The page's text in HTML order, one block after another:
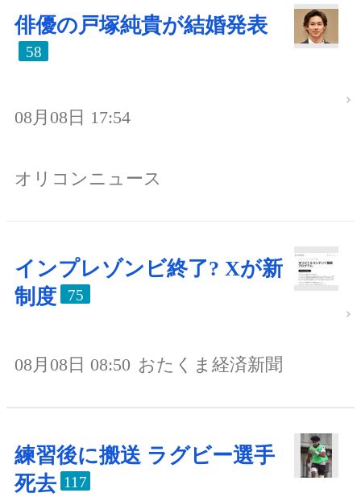
俳優の戸塚純貴が結婚発表
58
08月08日 17:54
オリコンニュース
インプレゾンビ終了? Xが新
制度
75
08月08日 08:50 おたくま経済新聞
練習後に搬送 ラグビー選手
死去 117